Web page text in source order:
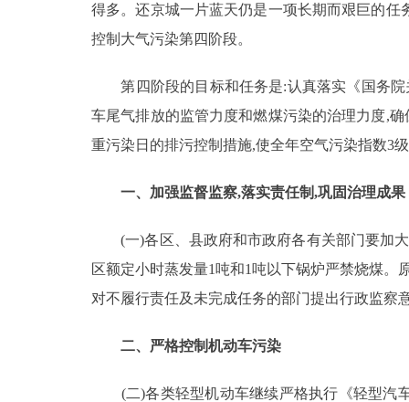
个人服务
便民服务
中介服务
政民互动
12345网上接诉即办
参与调查
北京概况
得多。还京城一片蓝天仍是一项长期而艰巨的任
控制大气污染第四阶段。
第四阶段的目标和任务是:认真落实《国务院
车尾气排放的监管力度和燃煤污染的治理力度,
重污染日的排污控制措施,使全年空气污染指数3
一、加强监督监察,落实责任制,巩固治理成果
(一)各区、县政府和市政府各有关部门要加大
区额定小时蒸发量1吨和1吨以下锅炉严禁烧煤
对不履行责任及未完成任务的部门提出行政监察
二、严格控制机动车污染
(二)各类轻型机动车继续严格执行《轻型汽车